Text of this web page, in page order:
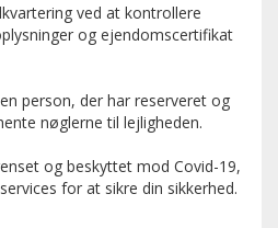
ved at kontrollere
og ejendomscertifikat
person, der har reserveret og
nøglerne til lejligheden.
og beskyttet mod Covid-19,
for at sikre din sikkerhed.